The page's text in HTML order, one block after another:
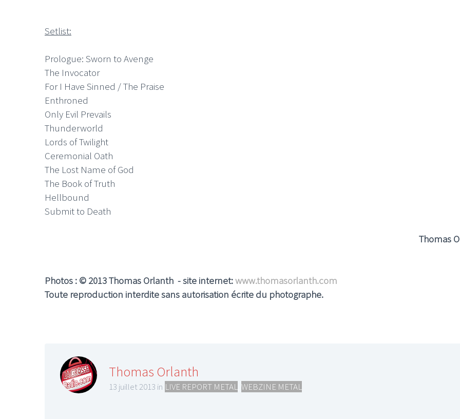
Setlist:
Prologue: Sworn to Avenge
The Invocator
For I Have Sinned / The Praise
Enthroned
Only Evil Prevails
Thunderworld
Lords of Twilight
Ceremonial Oath
The Lost Name of God
The Book of Truth
Hellbound
Submit to Death
Thomas
Photos : © 2013 Thomas Orlanth - site internet:www.thomasorlanth.com
Toute reproduction interdite sans autorisation écrite du photographe.
Thomas Orlanth
13 juillet 2013 in LIVE REPORT METAL WEBZINE METAL